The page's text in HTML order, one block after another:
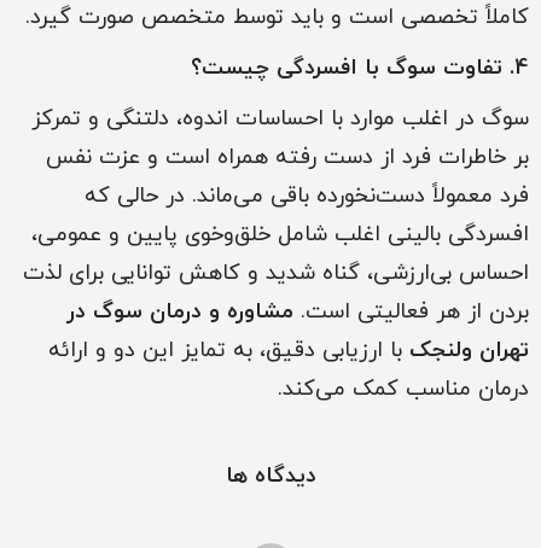
کاملاً تخصصی است و باید توسط متخصص صورت گیرد.
4. تفاوت سوگ با افسردگی چیست؟
سوگ در اغلب موارد با احساسات اندوه، دلتنگی و تمرکز
بر خاطرات فرد از دست رفته همراه است و عزت نفس
فرد معمولاً دست‌نخورده باقی می‌ماند. در حالی که
افسردگی بالینی اغلب شامل خلق‌و‌خوی پایین و عمومی،
احساس بی‌ارزشی، گناه شدید و کاهش توانایی برای لذت
بردن از هر فعالیتی است. مشاوره و درمان سوگ در
تهران ولنجک با ارزیابی دقیق، به تمایز این دو و ارائه
درمان مناسب کمک می‌کند.
دیدگاه ها